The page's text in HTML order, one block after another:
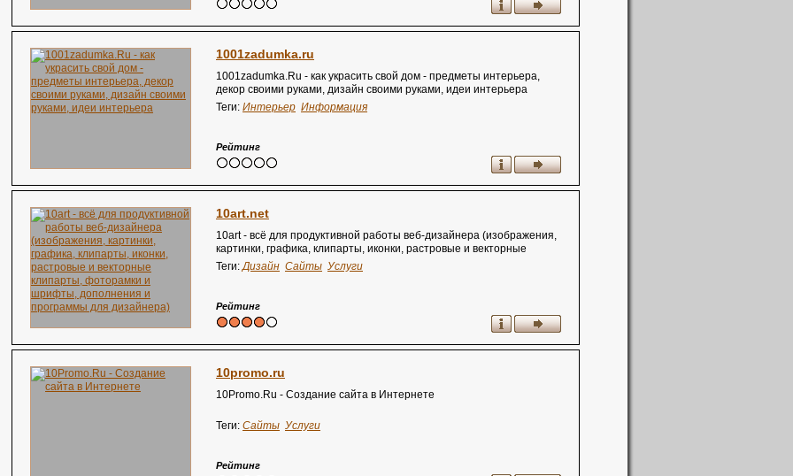
1001zadumka.ru
1001zadumka.Ru - как украсить свой дом - предметы интерьера,
декор своими руками, дизайн своими руками, идеи интерьера
Теги: Интерьер Информация
Рейтинг
10art.net
10art - всё для продуктивной работы веб-дизайнера (изображения,
картинки, графика, клипарты, иконки, растровые и векторные
клипарты, фоторамки и шрифты, дополнения и программы для
дизайнера)
Теги:Дизайн Сайты Услуги
Рейтинг
10promo.ru
10Promo.Ru - Создание сайта в Интернете
Теги: Сайты Услуги
Рейтинг